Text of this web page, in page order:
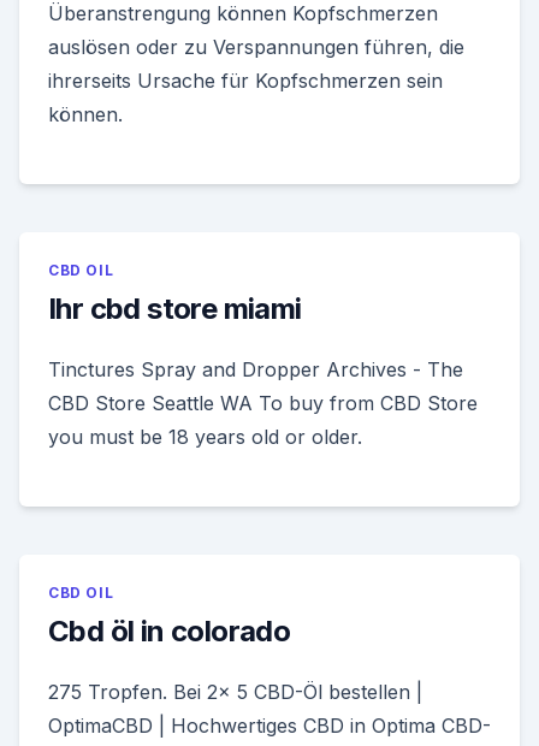
Überanstrengung können Kopfschmerzen
auslösen oder zu Verspannungen führen, die
ihrerseits Ursache für Kopfschmerzen sein
können.
CBD OIL
Ihr cbd store miami
Tinctures Spray and Dropper Archives - The
CBD Store Seattle WA To buy from CBD Store
you must be 18 years old or older.
CBD OIL
Cbd öl in colorado
275 Tropfen. Bei 2x 5 CBD-Öl bestellen |
OptimaCBD | Hochwertiges CBD in Optima CBD-